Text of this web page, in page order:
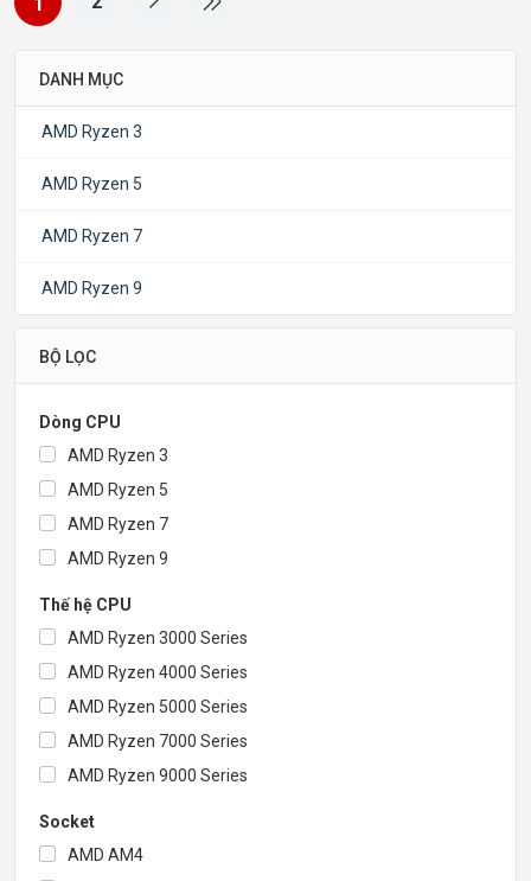
DANH MỤC
AMD Ryzen 3
AMD Ryzen 5
AMD Ryzen 7
AMD Ryzen 9
BỘ LỌC
Dòng CPU
AMD Ryzen 3
AMD Ryzen 5
AMD Ryzen 7
AMD Ryzen 9
Thế hệ CPU
AMD Ryzen 3000 Series
AMD Ryzen 4000 Series
AMD Ryzen 5000 Series
AMD Ryzen 7000 Series
AMD Ryzen 9000 Series
Socket
AMD AM4